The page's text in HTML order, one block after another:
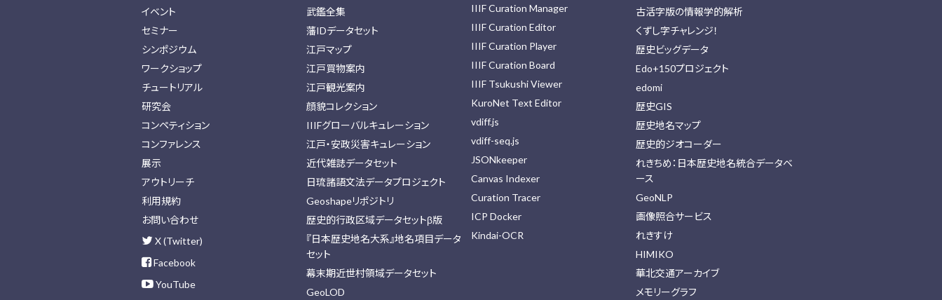
イベント
セミナー
シンポジウム
ワークショップ
チュートリアル
研究会
コンペティション
コンファレンス
展示
アウトリーチ
利用規約
お問い合わせ
X (Twitter)
Facebook
YouTube
武鑑全集
藩IDデータセット
江戸マップ
江戸買物案内
江戸観光案内
顔貌コレクション
IIIFグローバルキュレーション
江戸・安政災害キュレーション
近代雑誌データセット
日琉諸語文法データプロジェクト
Geoshapeリポジトリ
歴史的行政区域データセットβ版
『日本歴史地名大系』地名項目データ
セット
幕末期近世村領域データセット
GeoLOD
IIIF Curation Manager
IIIF Curation Editor
IIIF Curation Player
IIIF Curation Board
IIIF Tsukushi Viewer
KuroNet Text Editor
vdiff.js
vdiff-seq.js
JSONkeeper
Canvas Indexer
Curation Tracer
ICP Docker
Kindai-OCR
古活字版の情報学的解析
くずし字チャレンジ！
歴史ビッグデータ
Edo+150プロジェクト
edomi
歴史GIS
歴史地名マップ
歴史的ジオコーダー
れきちめ：日本歴史地名統合データベ
ース
GeoNLP
画像照合サービス
れきすけ
HIMIKO
華北交通アーカイブ
メモリーグラフ